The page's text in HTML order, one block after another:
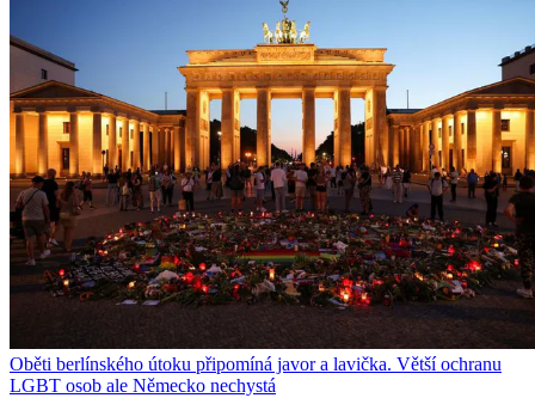
Oběti berlínského útoku připomíná javor a lavička. Větší ochranu
LGBT osob ale Německo nechystá